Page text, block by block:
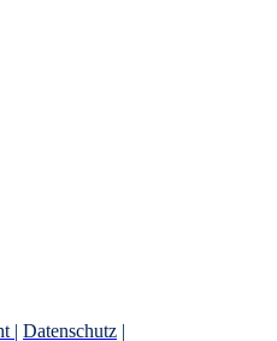
| Datenschutz |